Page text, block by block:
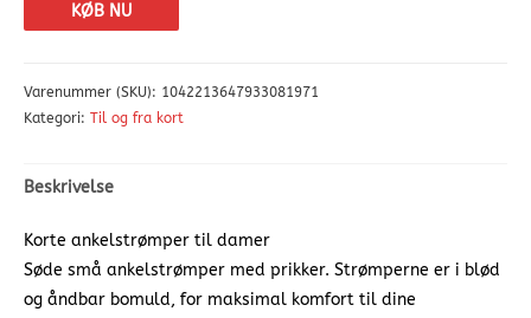
KØB NU
Varenummer (SKU): 1042213647933081971
Kategori: Til og fra kort
Beskrivelse
Korte ankelstrømper til damer
Søde små ankelstrømper med prikker. Strømperne er i blød
og åndbar bomuld, for maksimal komfort til dine